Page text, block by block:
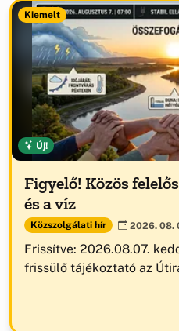
Kiemelt
Új!
Figyelő! Közös
és a víz
Közszolgálati hír 2026. 08.
Frissítve: 2026.08.07.
frissülő tájékoztató az